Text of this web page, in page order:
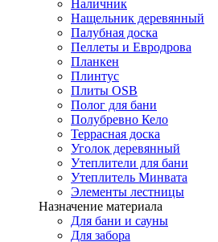
Наличник
Нащельник деревянный
Палубная доска
Пеллеты и Евродрова
Планкен
Плинтус
Плиты OSB
Полог для бани
Полубревно Кело
Террасная доска
Уголок деревянный
Утеплители для бани
Утеплитель Минвата
Элементы лестницы
Назначение материала
Для бани и сауны
Для забора